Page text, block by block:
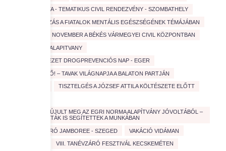
SZOCIOSÉTA - TEMATIKUS CIVIL RENDEZVÉNY - SZOMBATHELY
TANÁCSKOZÁS A FIATALOK MENTÁLIS EGÉSZSÉGÉNEK TÉMÁJÁBAN
TARTALMAS NOVEMBER A BÉKÉS VÁRMEGYEI CIVIL KÖZPONTBAN
TESZ VESZ ALAPITVANY
TISZTA ÉLVEZET DROGPREVENCIÓS NAP - EGER
TISZTA JÖVŐ! – TAVAK VILÁGNAPJA A BALATON PARTJÁN
TISZTELGÉS A JÓZSEF ATTILA KÖLTÉSZETE ELŐTT
ÚJABB PAD ÚJULT MEG AZ EGRI NORMA ALAPÍTVÁNY JÓVOLTÁBÓL –
EGYETEMISTÁK IS SEGÍTETTEK A MUNKÁBAN
V. TANÉVZÁRÓ JAMBOREE - SZEGED VAKÁCIÓ VIDÁMAN
VIII. TANÉVZÁRÓ FESZTIVÁL KECSKEMÉTEN